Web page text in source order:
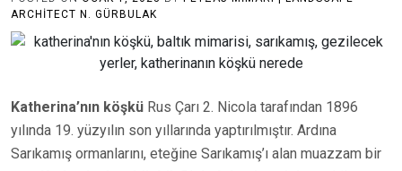
ARCHİTECT N. GÜRBULAK
Katherina’nın köşkü Rus Çarı 2. Nicola tarafından 1896
yılında 19. yüzyılın son yıllarında yaptırılmıştır. Ardına
Sarıkamış ormanlarını, eteğine Sarıkamış’ı alan muazzam bir